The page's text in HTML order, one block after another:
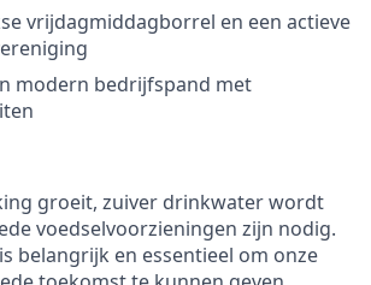
vrijdagmiddagborrel en een actieve
modern bedrijfspand met
groeit, zuiver drinkwater wordt
voedselvoorzieningen zijn nodig.
belangrijk en essentieel om onze